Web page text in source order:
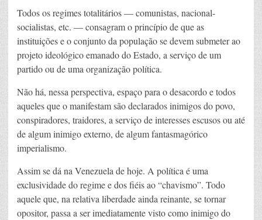
Todos os regimes totalitários — comunistas, nacional-
socialistas, etc. — consagram o princípio de que as
instituições e o conjunto da população se devem submeter ao
projeto ideológico emanado do Estado, a serviço de um
partido ou de uma organização política.
Não há, nessa perspectiva, espaço para o desacordo e todos
aqueles que o manifestam são declarados inimigos do povo,
conspiradores, traidores, a serviço de interesses escusos ou até
de algum inimigo externo, de algum fantasmagórico
imperialismo.
Assim se dá na Venezuela de hoje. A política é uma
exclusividade do regime e dos fiéis ao “chavismo”. Todo
aquele que, na relativa liberdade ainda reinante, se tornar
opositor, passa a ser imediatamente visto como inimigo do